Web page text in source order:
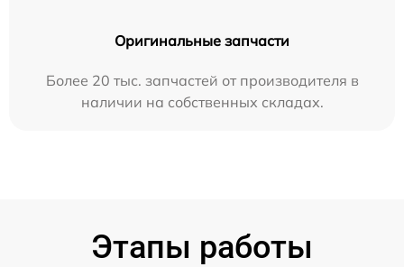
Оригинальные запчасти
Более 20 тыс. запчастей от производителя в
наличии на собственных складах.
Этапы работы